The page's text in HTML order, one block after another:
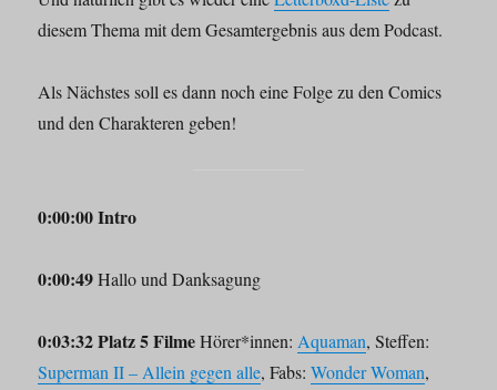
diesem Thema mit dem Gesamtergebnis aus dem Podcast.
Als Nächstes soll es dann noch eine Folge zu den Comics
und den Charakteren geben!
0:00:00 Intro
0:00:49Hallo und Danksagung
0:03:32 Platz 5 FilmeHörer*innen: Aquaman, Steffen:
Superman II – Allein gegen alle, Fabs:Wonder Woman,